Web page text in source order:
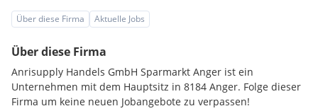
Über diese Firma Aktuelle Jobs
Über diese Firma
Anrisupply Handels GmbH Sparmarkt Anger ist ein
Unternehmen mit dem Hauptsitz in 8184 Anger. Folge dieser
Firma um keine neuen Jobangebote zu verpassen!